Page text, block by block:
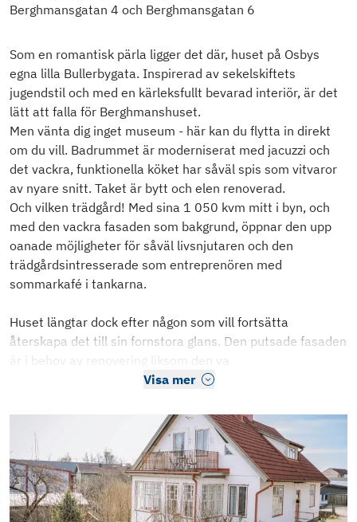
Berghmansgatan 4 och Berghmansgatan 6
Som en romantisk pärla ligger det där, huset på Osbys
egna lilla Bullerbygata. Inspirerad av sekelskiftets
jugendstil och med en kärleksfullt bevarad interiör, är det
lätt att falla för Berghmanshuset.
Men vänta dig inget museum - här kan du flytta in direkt
om du vill. Badrummet är moderniserat med jacuzzi och
det vackra, funktionella köket har såväl spis som vitvaror
av nyare snitt. Taket är bytt och elen renoverad.
Och vilken trädgård! Med sina 1 050 kvm mitt i byn, och
med den vackra fasaden som bakgrund, öppnar den upp
oanade möjligheter för såväl livsnjutaren och den
trädgårdsintresserade som entreprenören med
sommarkafé i tankarna.
Huset längtar dock efter någon som vill fortsätta
återskapa det till sin fornstora glans. Den putsade fasaden
är i behov av renovering liksom den va
Visa mer